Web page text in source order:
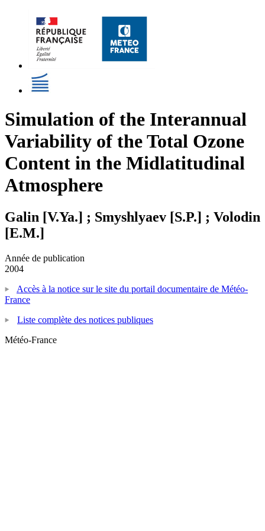
Simulation of the Interannual
Variability of the Total Ozone
Content in the Midlatitudinal
Atmosphere
Galin [V.Ya.] ; Smyshlyaev [S.P.] ; Volodin
[E.M.]
Année de publication
2004
Accès à la notice sur le site du portail documentaire de Météo-
France
Liste complète des notices publiques
Météo-France